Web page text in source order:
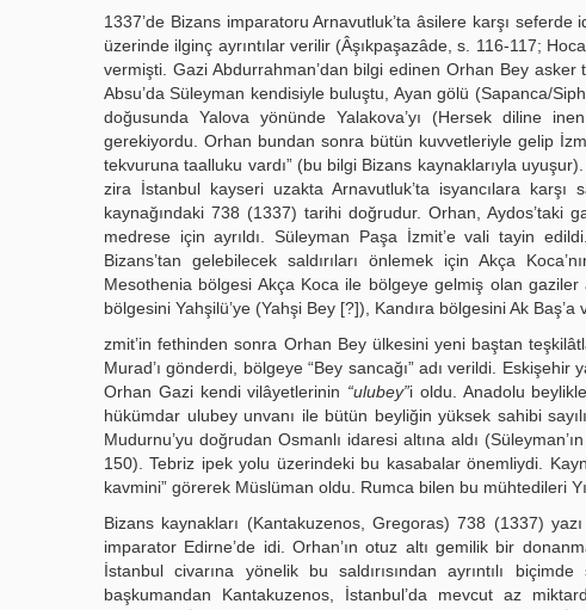
1337’de Bizans imparatoru Arnavutluk’ta âsilere karşı
üzerinde ilginç ayrıntılar verilir (Âşıkpaşazâde, s. 116-117;
vermişti. Gazi Abdurrahman’dan bilgi edinen Orhan Bey asker
Absu’da Süleyman kendisiyle buluştu, Ayan gölü (Sapanca/
doğusunda Yalova yönünde Yalakova’yı (Hersek diline
gerekiyordu. Orhan bundan sonra bütün kuvvetleriyle gelip
tekvuruna taalluku vardı” (bu bilgi Bizans kaynaklarıyla
zira İstanbul kayseri uzakta Arnavutluk’ta isyancılara
kaynağındaki 738 (1337) tarihi doğrudur. Orhan, Aydos’taki
medrese için ayrıldı. Süleyman Paşa İzmit’e vali tayin
Bizans’tan gelebilecek saldırıları önlemek için Akça
Mesothenia bölgesi Akça Koca ile bölgeye gelmiş olan
bölgesini Yahşilü’ye (Yahşi Bey [?]), Kandıra bölgesini Ak Baş’a
zmit’in fethinden sonra Orhan Bey ülkesini yeni baştan
Murad’ı gönderdi, bölgeye “Bey sancağı” adı verildi. Eskişehir
Orhan Gazi kendi vilâyetlerinin “ulubey”i oldu. Anadolu
hükümdar ulubey unvanı ile bütün beyliğin yüksek sahibi
Mudurnu’yu doğrudan Osmanlı idaresi altına aldı
150). Tebriz ipek yolu üzerindeki bu kasabalar önemliydi.
kavmini” görerek Müslüman oldu. Rumca bilen bu mühtedileri
Bizans kaynakları (Kantakuzenos, Gregoras) 738 (1337)
imparator Edirne’de idi. Orhan’ın otuz altı gemilik bir
İstanbul civarına yönelik bu saldırısından ayrıntılı
başkumandan Kantakuzenos, İstanbul’da mevcut az